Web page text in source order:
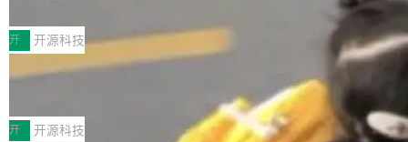
MPComm将作为一种传输引擎接入Mooncake T
ENT，实现零拷贝传输性能提升30%、非零拷贝
传输性能最高提升5倍。UCL-MPComm底层基
于自研UCL-Engine通信引擎，后续腾讯网平将
持续开源更多基于UCL-Engine的高性能通信组
型案例入选名单》，深信服“面向企业研发场景的
开源 AI 编程平台 CoStrict 应用”凭借卓越的技术
创新与落地成效成功入选。 全链路私有化部署，
助力企业AI研发安全落地 当前，越来越多企业已
经开始引入 AI Coding 工具，通过调用公有云模
开 开源科技
深信服AI算力网关入选工信部人工智能
前不久，工业和信息化部正式发布《2025年人工
智能应用典型案例名单》，集中展示人工智能在
开 开源科技